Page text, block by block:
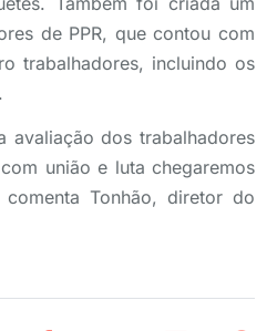
de PPR, que contou com
trabalhadores, incluindo os
avaliação dos trabalhadores
união e luta chegaremos
comenta Tonhão, diretor do